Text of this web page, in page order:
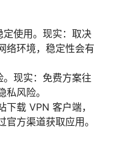
使用。现实：取决
络环境，稳定性会有
现实：免费方案往
风险。
载 VPN 客户端，
方渠道获取应用。